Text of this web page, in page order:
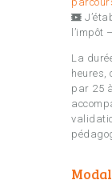
l’impôt –
La
heures,
par 25